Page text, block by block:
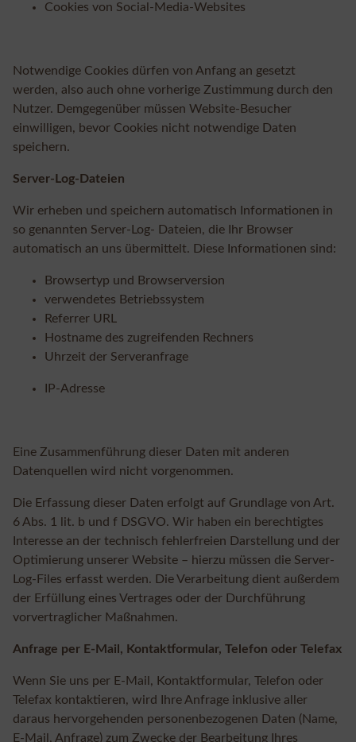
Cookies von Social-Media-Websites
Notwendige Cookies dürfen von Anfang an gesetzt
werden, also auch ohne vorherige Zustimmung durch den
Nutzer. Demgegenüber müssen Website-Besucher
einwilligen, bevor Cookies nicht notwendige Daten
speichern.
Server-Log-Dateien
Wir erheben und speichern automatisch Informationen in
so genannten Server-Log- Dateien, die Ihr Browser
automatisch an uns übermittelt. Diese Informationen sind:
Browsertyp und Browserversion
verwendetes Betriebssystem
Referrer URL
Hostname des zugreifenden Rechners
Uhrzeit der Serveranfrage
IP-Adresse
Eine Zusammenführung dieser Daten mit anderen
Datenquellen wird nicht vorgenommen.
Die Erfassung dieser Daten erfolgt auf Grundlage von Art.
6 Abs. 1 lit. b und f DSGVO. Wir haben ein berechtigtes
Interesse an der technisch fehlerfreien Darstellung und der
Optimierung unserer Website – hierzu müssen die Server-
Log-Files erfasst werden. Die Verarbeitung dient außerdem
der Erfüllung eines Vertrages oder der Durchführung
vorvertraglicher Maßnahmen.
Anfrage per E-Mail, Kontaktformular, Telefon oder Telefax
Wenn Sie uns per E-Mail, Kontaktformular, Telefon oder
Telefax kontaktieren, wird Ihre Anfrage inklusive aller
daraus hervorgehenden personenbezogenen Daten (Name,
E-Mail, Anfrage) zum Zwecke der Bearbeitung Ihres